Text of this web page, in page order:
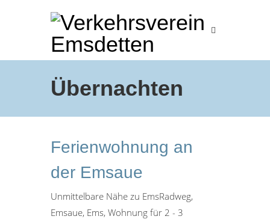
Übernachten
Ferienwohnung an
der Emsaue
Unmittelbare Nähe zu EmsRadweg,
Emsaue, Ems, Wohnung für 2 - 3